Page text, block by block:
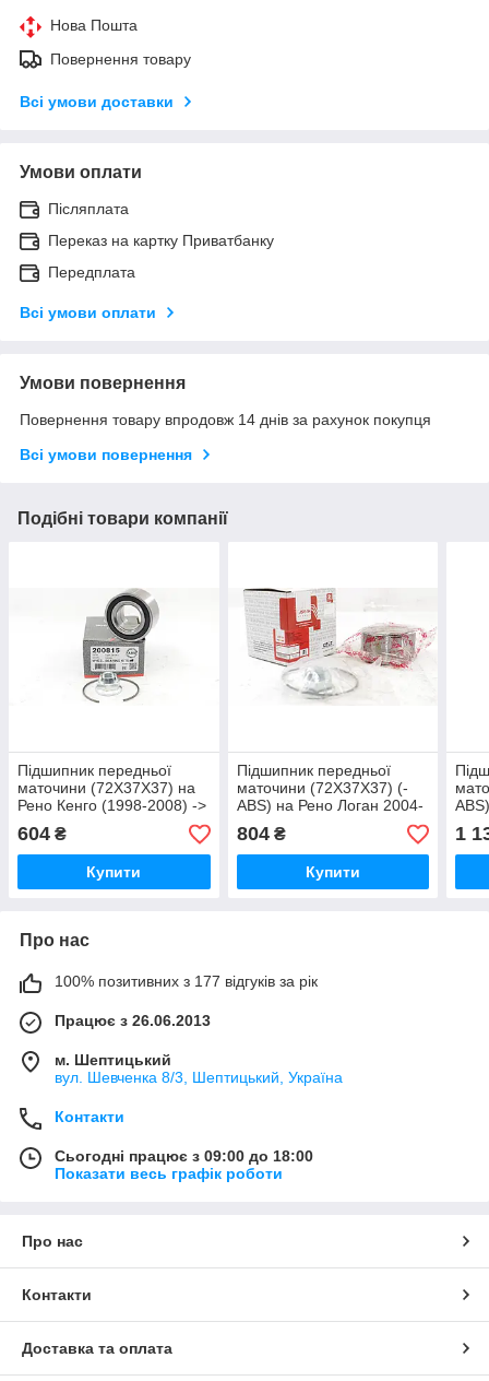
Нова Пошта
Повернення товару
Всі умови доставки
Умови оплати
Післяплата
Переказ на картку Приватбанку
Передплата
Всі умови оплати
Умови повернення
Повернення товару впродовж 14 днів за рахунок покупця
Всі умови повернення
Подібні товари компанії
Підшипник передньої
маточини (72X37X37) на
Рено Кенго (1998-2008) ->
A. B. S. (Голландія) -
200815
604 ₴
Купити
Підшипник передньої
маточини (72X37X37) (-
ABS) на Рено Логан 2004-
2012 -> ASAM 30451
804₴
Купити
1
Про нас
100% позитивних з 177 відгуків за рік
Працює з 26.06.2013
м. Шептицький
вул. Шевченка 8/3, Шептицький, Україна
Контакти
Сьогодні працює з 09:00 до 18:00
Показати весь графік роботи
Про нас
Контакти
Доставка та оплата